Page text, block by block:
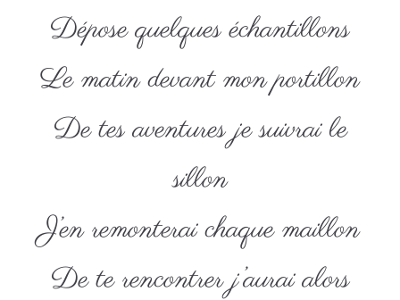
Dépose quelques échantillons
Le matin devant mon portillon
De tes aventures je suivrai le
sillon
J’en remonterai chaque maillon
De te rencontrer j’aurai alors